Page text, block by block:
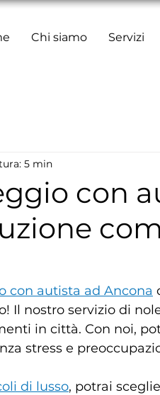
Chi siamo Servizi
con
5 min
con autista ad Ancona
Il nostro servizio di
in città. Con noi,
stress e
di lusso, potrai